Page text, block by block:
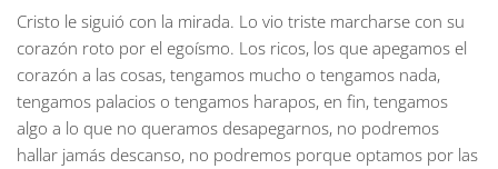
Cristo le siguió con la mirada. Lo vio triste marcharse con su
corazón roto por el egoísmo. Los ricos, los que apegamos el
corazón a las cosas, tengamos mucho o tengamos nada,
tengamos palacios o tengamos harapos, en fin, tengamos
algo a lo que no queramos desapegarnos, no podremos
hallar jamás descanso, no podremos porque optamos por las